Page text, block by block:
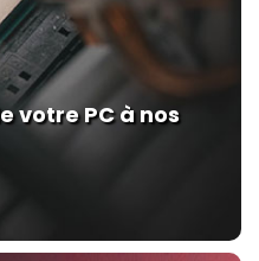
votre PC à nos